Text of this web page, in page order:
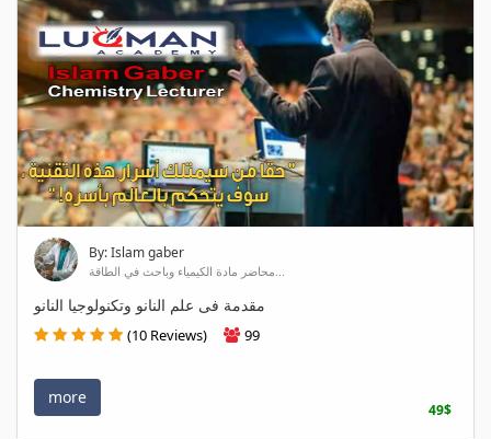
By: Islam gaber
محاضر مادة الكيمياء وباحث في الطاقة...
مقدمة فى علم النانو وتكنولوجيا النانو
(10 Reviews) 99
more
49$